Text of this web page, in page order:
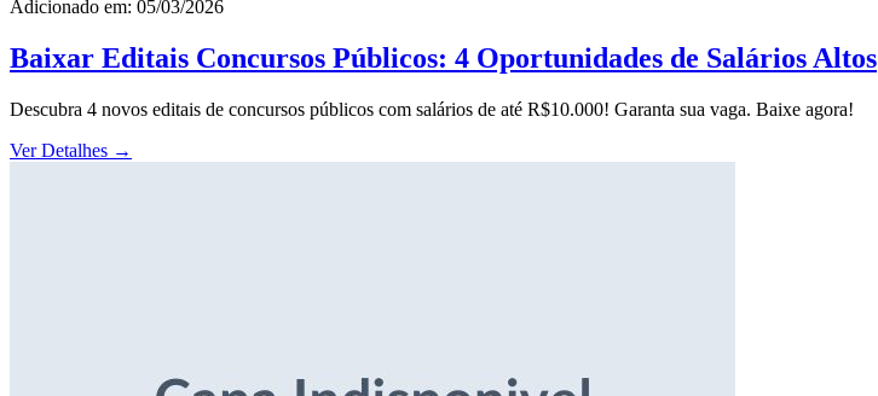
Adicionado em: 05/03/2026
Baixar Editais Concursos Públicos: 4 Oportunidades de Salários Altos
Descubra 4 novos editais de concursos públicos com salários de até R$10.000! Garanta sua vaga. Baixe agora!
Ver Detalhes →